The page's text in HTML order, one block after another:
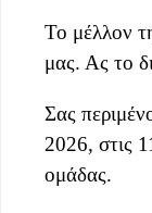
Το μέλλον
μας. Ας το
Σας
2026, στις
ομάδας.